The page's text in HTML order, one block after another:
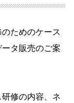
ためのケース
タ販売のご案
修の内容、ネ